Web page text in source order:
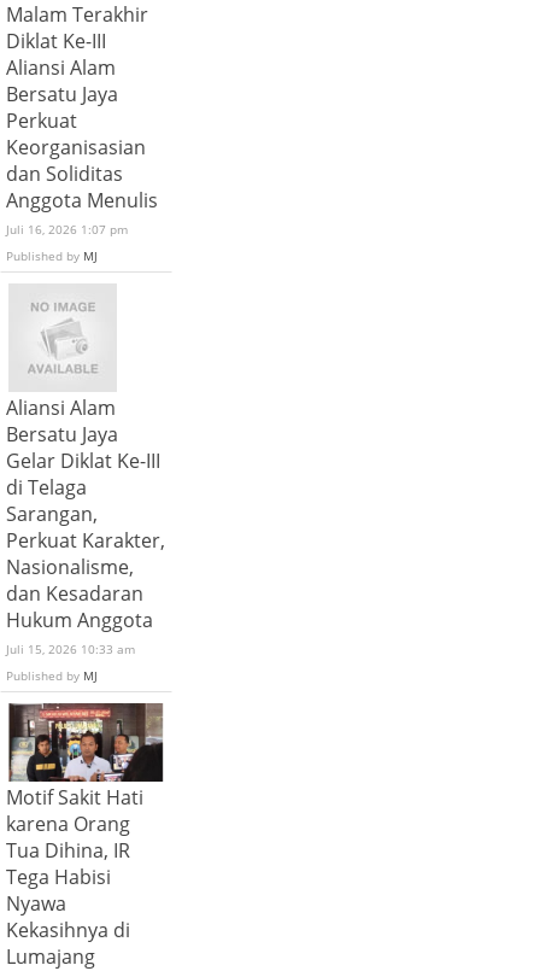
Malam Terakhir
Diklat Ke-III
Aliansi Alam
Bersatu Jaya
Perkuat
Keorganisasian
dan Soliditas
Anggota Menulis
Juli 16, 2026 1:07 pm
Published by MJ
Aliansi Alam
Bersatu Jaya
Gelar Diklat Ke-III
di Telaga
Sarangan,
Perkuat Karakter,
Nasionalisme,
dan Kesadaran
Hukum Anggota
Juli 15, 2026 10:33 am
Published by MJ
Motif Sakit Hati
karena Orang
Tua Dihina, IR
Tega Habisi
Nyawa
Kekasihnya di
Lumajang